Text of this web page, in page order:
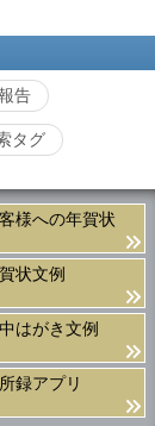
告
タグ
様への年賀状
状文例
はがき文例
録アプリ